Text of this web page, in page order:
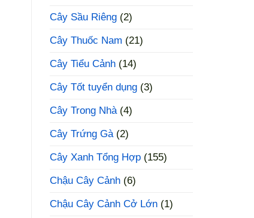
Cây Sầu Riêng (2)
Cây Thuốc Nam (21)
Cây Tiểu Cảnh (14)
Cây Tốt tuyển dụng (3)
Cây Trong Nhà (4)
Cây Trứng Gà (2)
Cây Xanh Tổng Hợp (155)
Chậu Cây Cảnh (6)
Chậu Cây Cảnh Cở Lớn (1)